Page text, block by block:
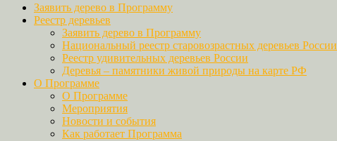
Заявить дерево в Программу
Реестр деревьев
Заявить дерево в Программу
Национальный реестр старовозрастных деревьев России
Реестр удивительных деревьев России
Деревья – памятники живой природы на карте РФ
О Программе
О Программе
Мероприятия
Новости и события
Как работает Программа